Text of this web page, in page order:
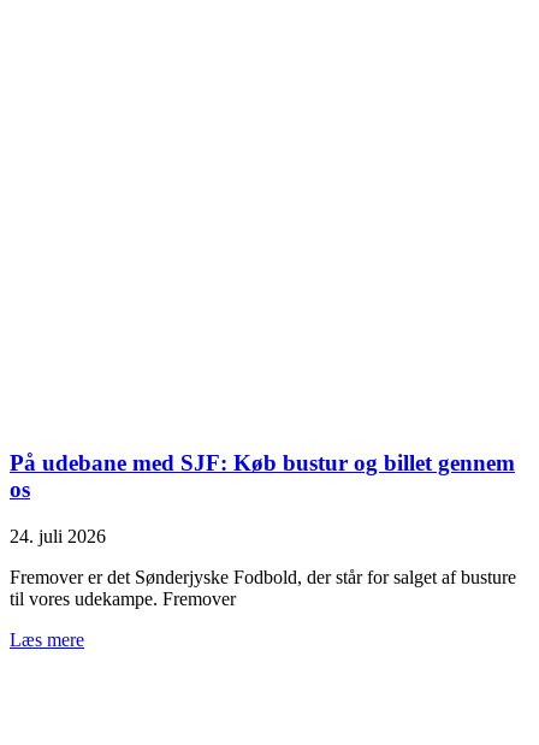
På udebane med SJF: Køb bustur og billet gennem
os
24. juli 2026
Fremover er det Sønderjyske Fodbold, der står for salget af busture
til vores udekampe. Fremover
Læs mere